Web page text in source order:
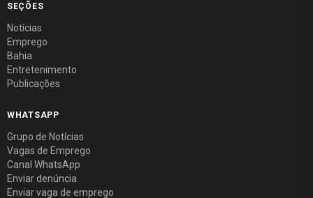
SEÇÕES
Notícias
Emprego
Bahia
Entretenimento
Publicações
WHATSAPP
Grupo de Notícias
Vagas de Emprego
Canal WhatsApp
Enviar denúncia
Enviar vaga de emprego